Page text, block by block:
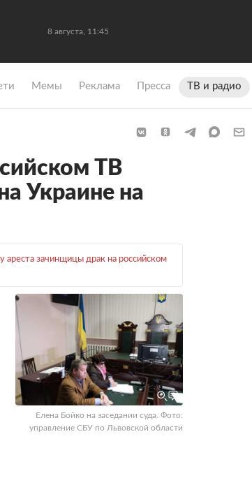
8 августа, 11:45
Мемы Реклама Пресса ТВ и радио
ТВ
Украине на
ареста зачинщицы драк на российском
Елена Бойко на заседании суда. Фото:
управление СБУ по Львовской области